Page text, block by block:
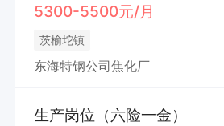
5300-5500元/月
茨榆坨镇
东海特钢公司焦化厂
生产岗位（六险一金）